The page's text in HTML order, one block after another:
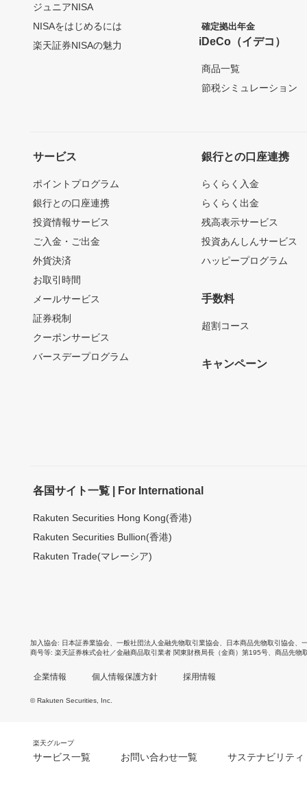
ジュニアNISA
NISAをはじめるには
楽天証券NISAの魅力
確定拠出年金
iDeCo（イデコ）
商品一覧
節税シミュレーション
サービス
ポイントプログラム
銀行との口座連携
投資情報サービス
ご入金・ご出金
外貨決済
お取引時間
メールサービス
証券税制
クーポンサービス
バースデープログラム
銀行との口座連携
らくらく入金
らくらく出金
残高表示サービス
投資あんしんサービス
ハッピープログラム
手数料
超割コース
キャンペーン
各国サイト一覧 | For International
Rakuten Securities Hong Kong(香港)
Rakuten Securities Bullion(香港)
Rakuten Trade(マレーシア)
加入協会 日本証券業協会 一般社団法人金融先物取引業協会 日本商品先物取引協会
商号等 楽天証券株式会社／金融商品取引業者 関東財務局長（金商）第195号、商品先物
企業情報 個人情報保護方針 採用情報
© Rakuten Securities, Inc.
楽天グループ
サービス一覧 お問い合わせ一覧 サステナビリティ